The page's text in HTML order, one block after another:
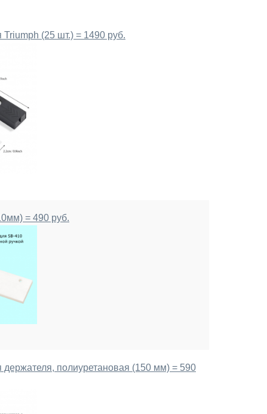
(25 шт.) = 1490 руб.
= 490 руб.
полиуретановая (150 мм) = 590